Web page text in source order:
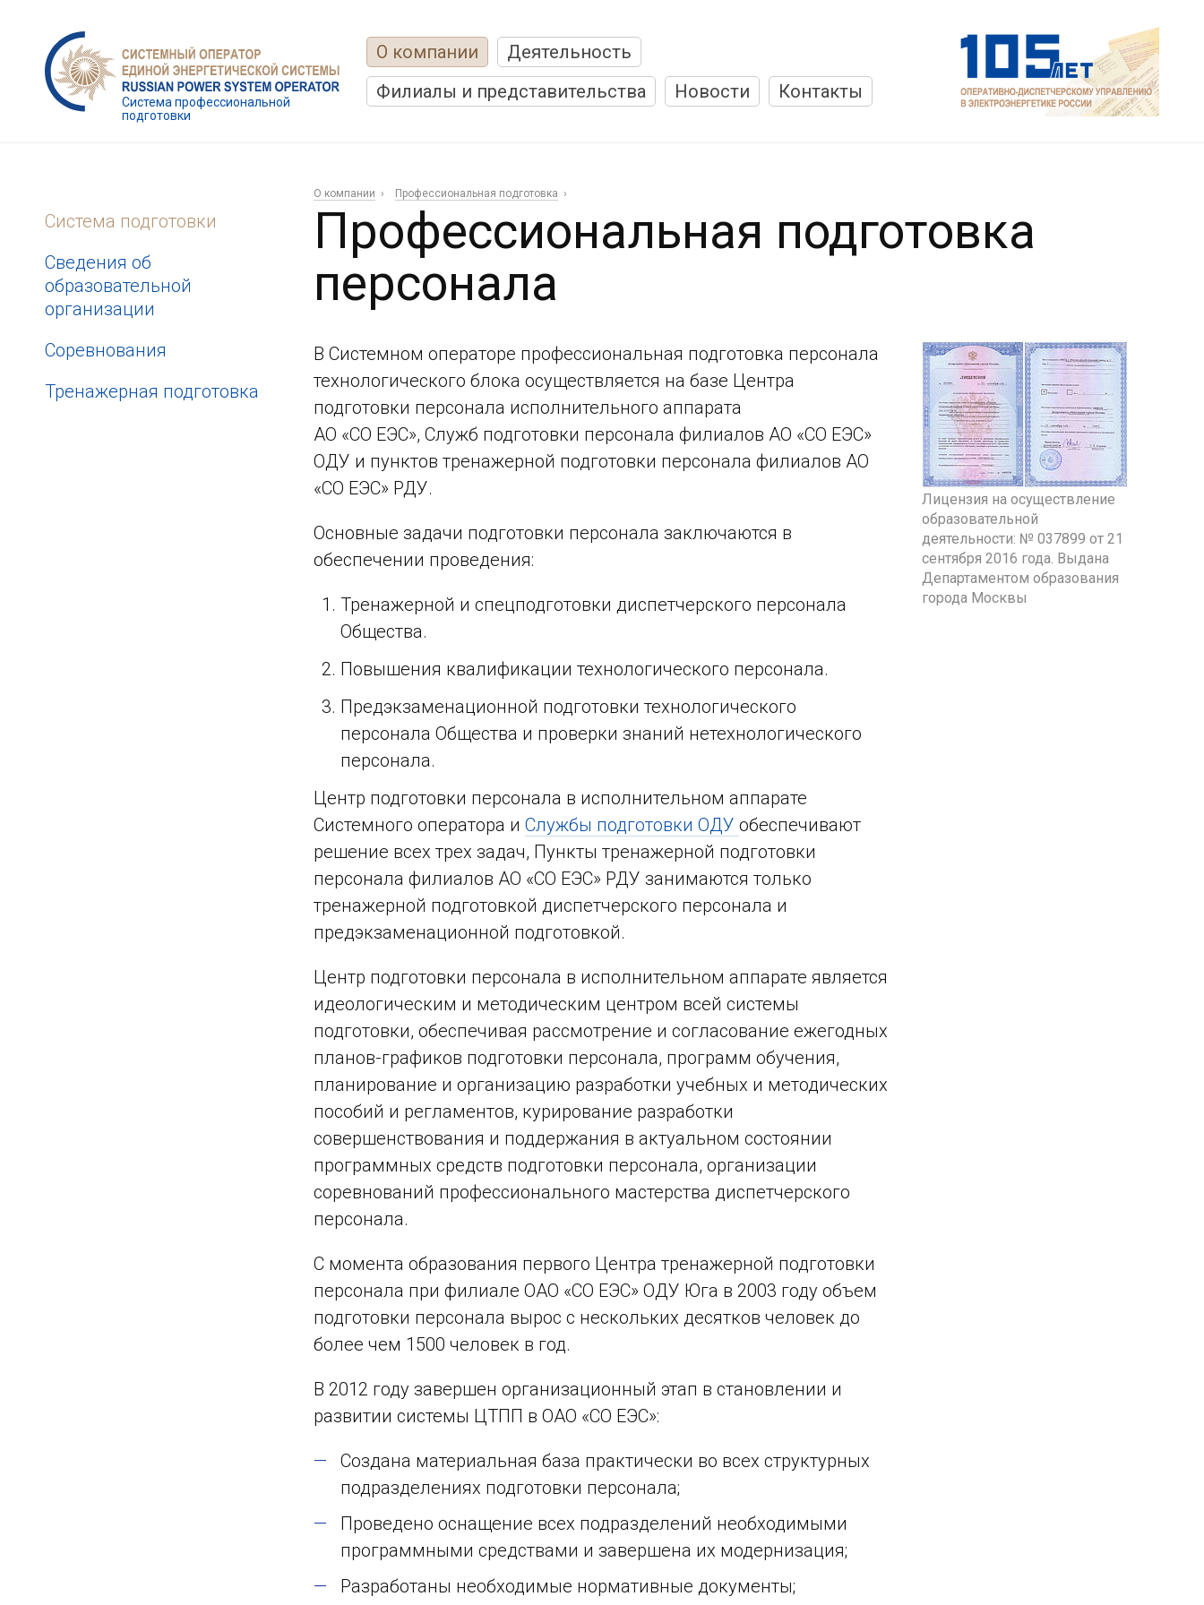
Система профессиональной
подготовки
О компании
Деятельность
Филиалы и представительства
Новости Контакты
Система подготовки
Сведения об
образовательной
организации
Соревнования
Тренажерная подготовка
О компании Профессиональная подготовка
Профессиональная подготовка
персонала
В Системном операторе профессиональная подготовка персонала
технологического блока осуществляется на базе Центра
подготовки персонала исполнительного аппарата
АО «СО ЕЭС», Служб подготовки персонала филиалов АО «СО ЕЭС»
ОДУ и пунктов тренажерной подготовки персонала филиалов АО
«СО ЕЭС» РДУ.
Основные задачи подготовки персонала заключаются в
обеспечении проведения:
Тренажерной и спецподготовки диспетчерского персонала
Общества.
Повышения квалификации технологического персонала.
Предэкзаменационной подготовки технологического
персонала Общества и проверки знаний нетехнологического
персонала.
Центр подготовки персонала в исполнительном аппарате
Системного оператора и Службы подготовки ОДУ обеспечивают
решение всех трех задач, Пункты тренажерной подготовки
персонала филиалов АО «СО ЕЭС» РДУ занимаются только
тренажерной подготовкой диспетчерского персонала и
предэкзаменационной подготовкой.
Центр подготовки персонала в исполнительном аппарате является
идеологическим и методическим центром всей системы
подготовки, обеспечивая рассмотрение и согласование ежегодных
планов-графиков подготовки персонала, программ обучения,
планирование и организацию разработки учебных и методических
пособий и регламентов, курирование разработки
совершенствования и поддержания в актуальном состоянии
программных средств подготовки персонала, организации
соревнований профессионального мастерства диспетчерского
персонала.
С момента образования первого Центра тренажерной подготовки
персонала при филиале ОАО «СО ЕЭС» ОДУ Юга в 2003 году объем
подготовки персонала вырос с нескольких десятков человек до
более чем 1500 человек в год.
В 2012 году завершен организационный этап в становлении и
развитии системы ЦТПП в ОАО «СО ЕЭС»:
Создана материальная база практически во всех структурных
подразделениях подготовки персонала;
Проведено оснащение всех подразделений необходимыми
программными средствами и завершена их модернизация;
Разработаны необходимые нормативные документы;
Лицензия на осуществление
образовательной
деятельности: № 037899 от 21
сентября 2016 года. Выдана
Департаментом образования
города Москвы